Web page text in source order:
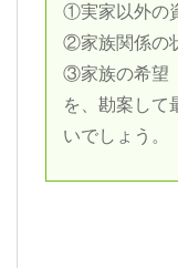
①実家以外の
②家族関係の
③家族の希望
を、勘案して
いでしょう。